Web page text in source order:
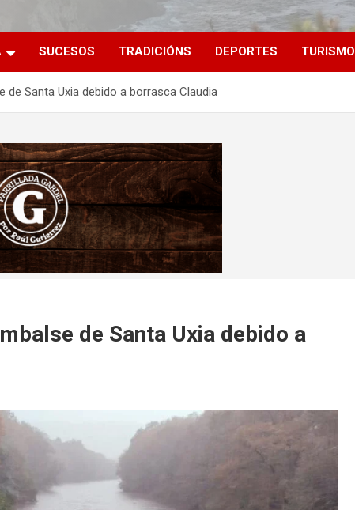
SUCESOS TRADICIÓNS DEPORTES TURISMO
Santa Uxia debido a borrasca Claudia
de Santa Uxia debido a